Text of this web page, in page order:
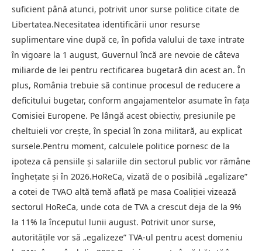
suficient până atunci, potrivit unor surse politice citate de
Libertatea.Necesitatea identificării unor resurse
suplimentare vine după ce, în pofida valului de taxe intrate
în vigoare la 1 august, Guvernul încă are nevoie de câteva
miliarde de lei pentru rectificarea bugetară din acest an. În
plus, România trebuie să continue procesul de reducere a
deficitului bugetar, conform angajamentelor asumate în fața
Comisiei Europene. Pe lângă acest obiectiv, presiunile pe
cheltuieli vor crește, în special în zona militară, au explicat
sursele.Pentru moment, calculele politice pornesc de la
ipoteza că pensiile și salariile din sectorul public vor rămâne
înghețate și în 2026.HoReCa, vizată de o posibilă „egalizare”
a cotei de TVAO altă temă aflată pe masa Coaliției vizează
sectorul HoReCa, unde cota de TVA a crescut deja de la 9%
la 11% la începutul lunii august. Potrivit unor surse,
autoritățile vor să „egalizeze” TVA-ul pentru acest domeniu